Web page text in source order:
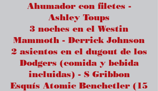
Ahumador con filetes -
Ashley Toups
3 noches en el Westin
Mammoth - Derrick Johnson
2 asientos en el dugout de los
Dodgers (comida y bebida
incluidas) - S Gribbon
Esquís Atomic Benchetler (15